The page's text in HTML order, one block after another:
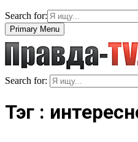
Search for:
Primary Menu
Search for:
Тэг :